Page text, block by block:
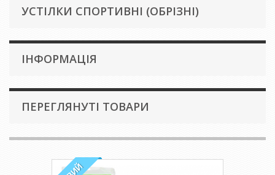
УСТІЛКИ СПОРТИВНІ (ОБРІЗНІ)
IНФОРМАЦІЯ
ПЕРЕГЛЯНУТІ ТОВАРИ